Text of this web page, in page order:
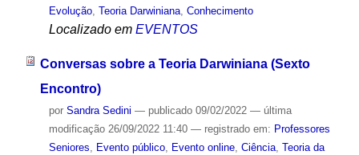
Evolução, Teoria Darwiniana, Conhecimento
Localizado em EVENTOS
Conversas sobre a Teoria Darwiniana (Sexto
Encontro)
por Sandra Sedini — publicado09/02/2022 — última
modificação26/09/2022 11:40 — registrado em: Professores
Seniores, Evento público, Evento online, Ciência, Teoria da